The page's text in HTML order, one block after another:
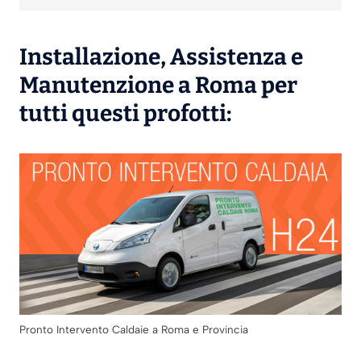
Installazione,Assistenzae
Manutenzionea Roma per
tutti questi profotti:
Pronto Intervento Caldaie a Roma e Provincia